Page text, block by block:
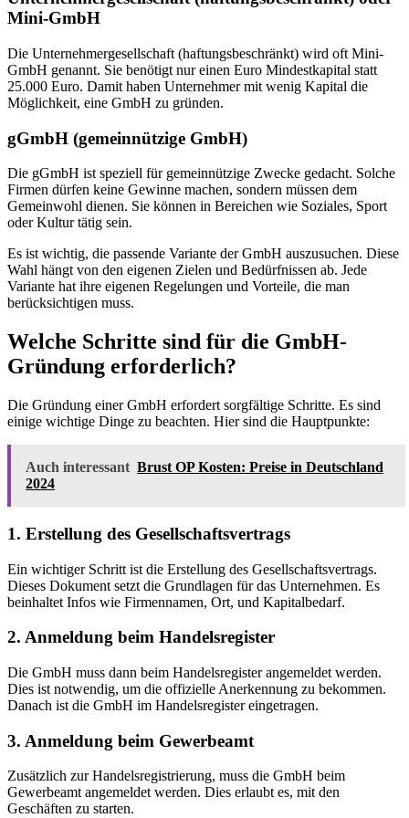
Mini-GmbH
Die Unternehmergesellschaft (haftungsbeschränkt) wird oft Mini-
GmbH genannt. Sie benötigt nur einen Euro Mindestkapital statt
25.000 Euro. Damit haben Unternehmer mit wenig Kapital die
Möglichkeit, eine GmbH zu gründen.
gGmbH (gemeinnützige GmbH)
Die gGmbH ist speziell für gemeinnützige Zwecke gedacht. Solche
Firmen dürfen keine Gewinne machen, sondern müssen dem
Gemeinwohl dienen. Sie können in Bereichen wie Soziales, Sport
oder Kultur tätig sein.
Es ist wichtig, die passende Variante der GmbH auszusuchen. Diese
Wahl hängt von den eigenen Zielen und Bedürfnissen ab. Jede
Variante hat ihre eigenen Regelungen und Vorteile, die man
berücksichtigen muss.
Welche Schritte sind für die GmbH-
Gründung erforderlich?
Die Gründung einer GmbH erfordert sorgfältige Schritte. Es sind
einige wichtige Dinge zu beachten. Hier sind die Hauptpunkte:
Auch interessant Brust OP Kosten: Preise in Deutschland
2024
1. Erstellung des Gesellschaftsvertrags
Ein wichtiger Schritt ist die Erstellung des Gesellschaftsvertrags.
Dieses Dokument setzt die Grundlagen für das Unternehmen. Es
beinhaltet Infos wie Firmennamen, Ort, und Kapitalbedarf.
2. Anmeldung beim Handelsregister
Die GmbH muss dann beim Handelsregister angemeldet werden.
Dies ist notwendig, um die offizielle Anerkennung zu bekommen.
Danach ist die GmbH im Handelsregister eingetragen.
3. Anmeldung beim Gewerbeamt
Zusätzlich zur Handelsregistrierung, muss die GmbH beim
Gewerbeamt angemeldet werden. Dies erlaubt es, mit den
Geschäften zu starten.